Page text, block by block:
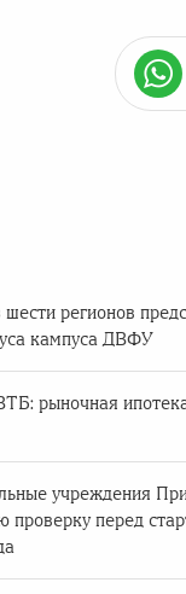
регионов
кампуса ДВФУ
рыночная
учреждения
проверку перед